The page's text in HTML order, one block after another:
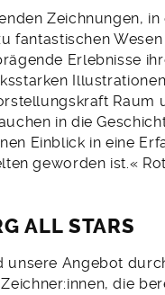
Zeichnungen, in
fantastischen
Erlebnisse
Raum
in die
Einblick in eine
geworden ist.«
ALL STARS
unsere Angebot
die